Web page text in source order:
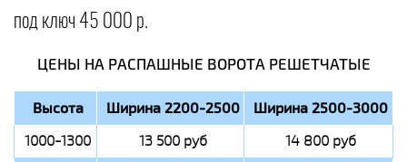
под ключ 45 000 р.
ЦЕНЫ НА РАСПАШНЫЕ ВОРОТА РЕШЕТЧАТЫЕ
Высота Ширина 2200-2500 Ширина 2500-3000
1000-1300 13 500 руб 14 800 руб